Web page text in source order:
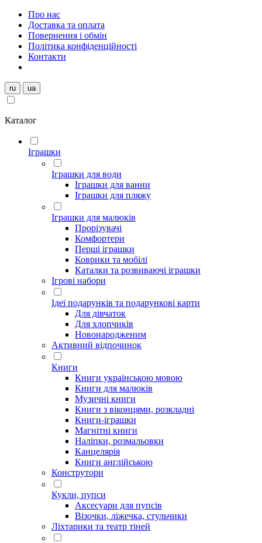
Про нас
Доставка та оплата
Повернення і обмін
Політика конфіденційності
Контакти
ru ua
Каталог
Іграшки
Іграшки для води
Іграшки для ванни
Іграшки для пляжу
Іграшки для малюків
Прорізувачі
Комфортери
Перші іграшки
Коврики та мобілі
Каталки та розвиваючі іграшки
Ігрові набори
Ідеї ​​подарунків та подарункові карти
Для дівчаток
Для хлопчиків
Новонародженим
Активний відпочинок
Книги
Книги українською мовою
Книги для малюків
Музичні книги
Книги з віконцями, розкладні
Книги-іграшки
Магнітні книги
Наліпки, розмальовки
Канцелярія
Книги англійською
Конструтори
Кукли, пупси
Аксесуари для пупсів
Візочки, ліжечка, стульчики
Ліхтарики та театр тіней